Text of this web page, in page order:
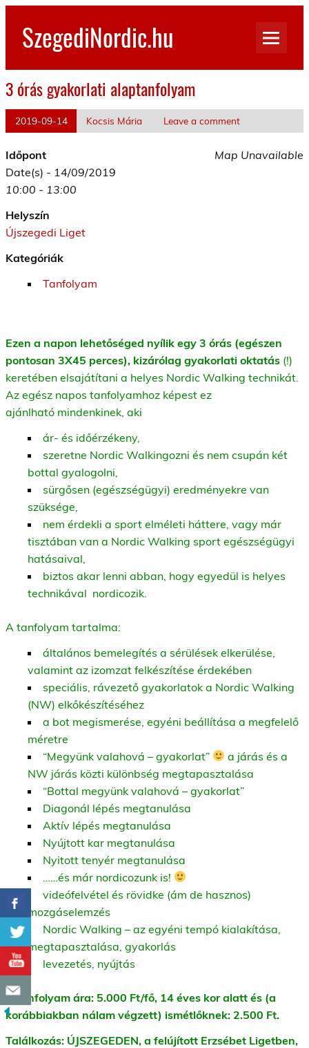
Skip
contentSzegediNordic.hu
3 órás gyakorlati alaptanfolyam
2019-09-14 Kocsis Mária Leave a comment
Map Unavailable
Időpont
Date(s) - 14/09/2019
10:00 - 13:00
Helyszín
Újszegedi Liget
Kategóriák
Tanfolyam
Ezen a napon lehetőséged nyílik egy 3 órás (egészen
pontosan 3X45 perces), kizárólag gyakorlati oktatás (!)
keretében elsajátítani a helyes Nordic Walking technikát.
Az egész napos tanfolyamhoz képest ez
ajánlható mindenkinek, aki
ár- és időérzékeny,
szeretne Nordic Walkingozni és nem csupán két
bottal gyalogolni,
sürgősen (egészségügyi) eredményekre van
szüksége,
nem érdekli a sport elméleti háttere, vagy már
tisztában van a Nordic Walking sport egészségügyi
hatásaival,
biztos akar lenni abban, hogy egyedül is helyes
technikával nordicozik.
A tanfolyam tartalma:
általános bemelegítés a sérülések elkerülése,
valamint az izomzat felkészítése érdekében
speciális, rávezető gyakorlatok a Nordic Walking
(NW) elkőkészítéséhez
a bot megismerése, egyéni beállítása a megfelelő
méretre
“Megyünk valahová – gyakorlat”
a járás és a
NW járás közti különbség megtapasztalása
“Bottal megyünk valahová – gyakorlat”
Diagonál lépés megtanulása
Aktív lépés megtanulása
Nyújtott kar megtanulása
Nyitott tenyér megtanulása
……és már nordicozunk is!
videófelvétel és rövidke (ám de hasznos)
mozgáselemzés
Nordic Walking – az egyéni tempó kialakítása,
megtapasztalása, gyakorlás
levezetés, nyújtás
A tanfolyam ára: 5.000 Ft/fő, 14 éves kor alatt és (a
korábbiakban nálam végzett) ismétlőknek: 2.500 Ft.
Találkozás: ÚJSZEGEDEN, a felújított Erzsébet Ligetben,